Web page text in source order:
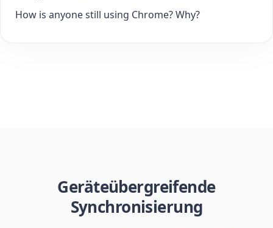
How is anyone still using Chrome? Why?
Geräteübergreifende
Synchronisierung